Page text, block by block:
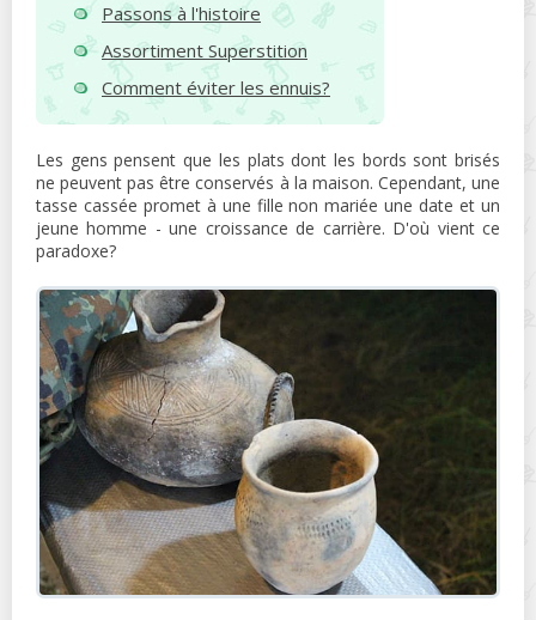
Passons à l'histoire
Assortiment Superstition
Comment éviter les ennuis?
Les gens pensent que les plats dont les bords sont brisés
ne peuvent pas être conservés à la maison. Cependant, une
tasse cassée promet à une fille non mariée une date et un
jeune homme - une croissance de carrière. D'où vient ce
paradoxe?